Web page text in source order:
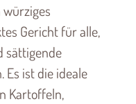
Gericht für alle,
sättigende
Es ist die ideale
Kartoffeln,